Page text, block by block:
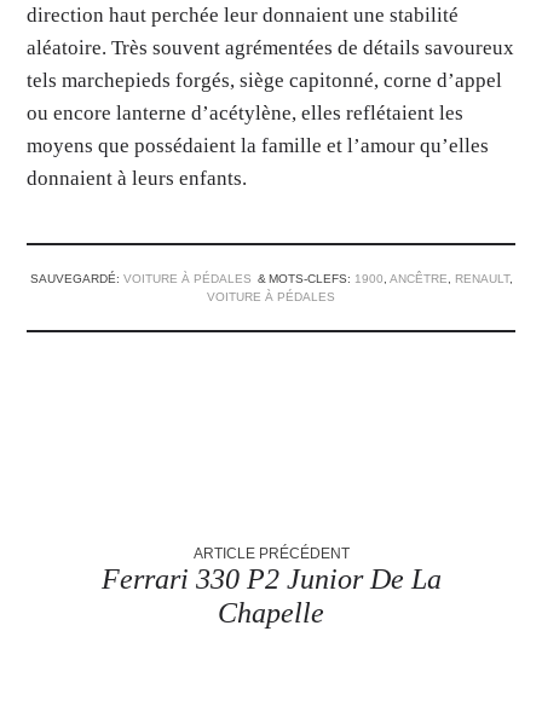
direction haut perchée leur donnaient une stabilité
aléatoire. Très souvent agrémentées de détails savoureux
tels marchepieds forgés, siège capitonné, corne d’appel
ou encore lanterne d’acétylène, elles reflétaient les
moyens que possédaient la famille et l’amour qu’elles
donnaient à leurs enfants.
SAUVEGARDÉ: VOITURE À PÉDALES MOTS-CLEFS: 1900 ANCÊTRE RENAULT,
VOITURE À PÉDALES
ARTICLE PRÉCÉDENT
Ferrari 330 P2 Junior De La
Chapelle